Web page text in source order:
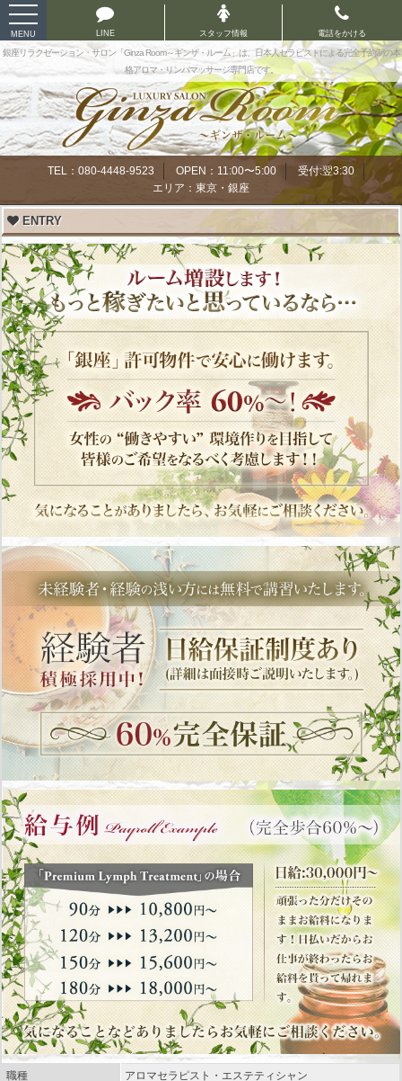
銀座リラクゼーション・サロン「Ginza Room～ギンザ・ルーム」は、日本人セラピストによる完全予約制の本
格アロマ・リンパマッサージ専門店です。
toggle
navigation
MENU LINE スタッフ情報 電話をかける
TEL：080-4448-9523 OPEN：11:00〜5:00
受付:翌3:30
エリア：東京・銀座
ENTRY
職種
アロマセラピスト・エステティシャン